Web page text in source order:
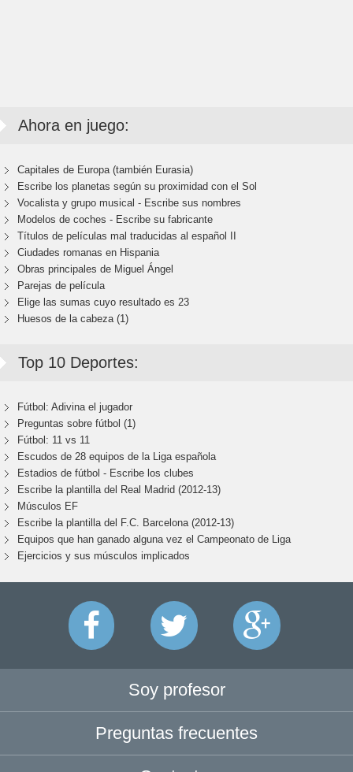
Ahora en juego:
Capitales de Europa (también Eurasia)
Escribe los planetas según su proximidad con el Sol
Vocalista y grupo musical - Escribe sus nombres
Modelos de coches - Escribe su fabricante
Títulos de películas mal traducidas al español II
Ciudades romanas en Hispania
Obras principales de Miguel Ángel
Parejas de película
Elige las sumas cuyo resultado es 23
Huesos de la cabeza (1)
Top 10 Deportes:
Fútbol: Adivina el jugador
Preguntas sobre fútbol (1)
Fútbol: 11 vs 11
Escudos de 28 equipos de la Liga española
Estadios de fútbol - Escribe los clubes
Escribe la plantilla del Real Madrid (2012-13)
Músculos EF
Escribe la plantilla del F.C. Barcelona (2012-13)
Equipos que han ganado alguna vez el Campeonato de Liga
Ejercicios y sus músculos implicados
Soy profesor
Preguntas frecuentes